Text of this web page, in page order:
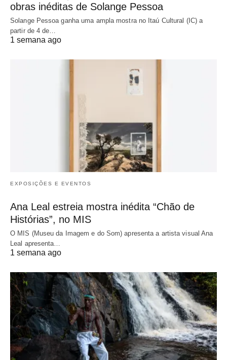
obras inéditas de Solange Pessoa
Solange Pessoa ganha uma ampla mostra no Itaú Cultural (IC) a
partir de 4 de…
1 semana ago
EXPOSIÇÕES E EVENTOS
Ana Leal estreia mostra inédita “Chão de
Histórias”, no MIS
O MIS (Museu da Imagem e do Som) apresenta a artista visual Ana
Leal apresenta…
1 semana ago